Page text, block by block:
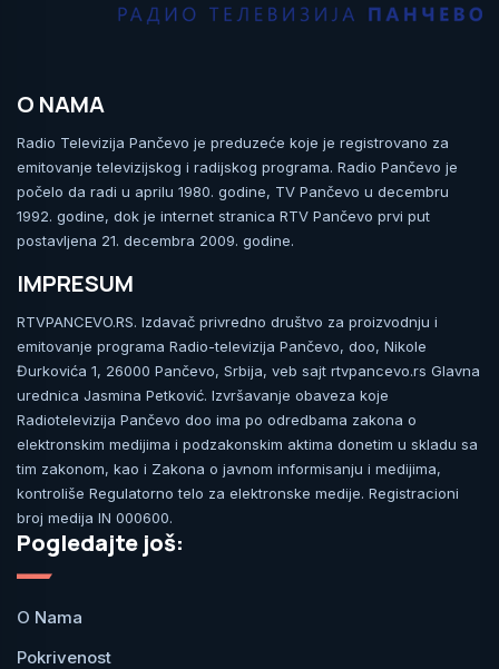
O NAMA
Radio Televizija Pančevo je preduzeće koje je registrovano za
emitovanje televizijskog i radijskog programa. Radio Pančevo je
počelo da radi u aprilu 1980. godine, TV Pančevo u decembru
1992. godine, dok je internet stranica RTV Pančevo prvi put
postavljena 21. decembra 2009. godine.
IMPRESUM
RTVPANCEVO.RS. Izdavač privredno društvo za proizvodnju i
emitovanje programa Radio-televizija Pančevo, doo, Nikole
Đurkovića 1, 26000 Pančevo, Srbija, veb sajt rtvpancevo.rs Glavna
urednica Jasmina Petković. Izvršavanje obaveza koje
Radiotelevizija Pančevo doo ima po odredbama zakona o
elektronskim medijima i podzakonskim aktima donetim u skladu sa
tim zakonom, kao i Zakona o javnom informisanju i medijima,
kontroliše Regulatorno telo za elektronske medije. Registracioni
broj medija IN 000600.
Pogledajte još:
O Nama
Pokrivenost